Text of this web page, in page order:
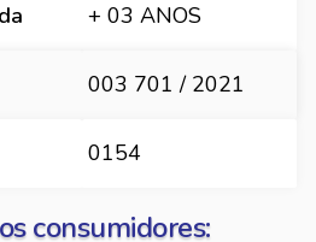
+ 03 ANOS
003 701 / 2021
0154
consumidores: